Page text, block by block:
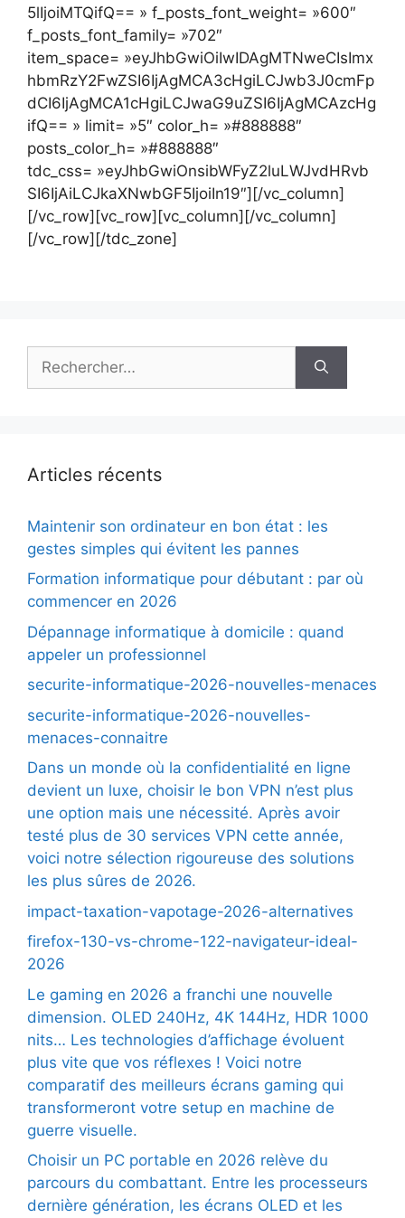
5lIjoiMTQifQ== » f_posts_font_weight= »600″
f_posts_font_family= »702″
item_space= »eyJhbGwiOiIwIDAgMTNweCIsImx
hbmRzY2FwZSI6IjAgMCA3cHgiLCJwb3J0cmFp
dCI6IjAgMCA1cHgiLCJwaG9uZSI6IjAgMCAzcHg
ifQ== » limit= »5″ color_h= »#888888″
posts_color_h= »#888888″
tdc_css= »eyJhbGwiOnsibWFyZ2luLWJvdHRvb
SI6IjAiLCJkaXNwbGF5IjoiIn19″][/vc_column]
[/vc_row][vc_row][vc_column][/vc_column]
[/vc_row][/tdc_zone]
Articles récents
Maintenir son ordinateur en bon état : les
gestes simples qui évitent les pannes
Formation informatique pour débutant : par où
commencer en 2026
Dépannage informatique à domicile : quand
appeler un professionnel
securite-informatique-2026-nouvelles-menaces
securite-informatique-2026-nouvelles-
menaces-connaitre
Dans un monde où la confidentialité en ligne
devient un luxe, choisir le bon VPN n’est plus
une option mais une nécessité. Après avoir
testé plus de 30 services VPN cette année,
voici notre sélection rigoureuse des solutions
les plus sûres de 2026.
impact-taxation-vapotage-2026-alternatives
firefox-130-vs-chrome-122-navigateur-ideal-
2026
Le gaming en 2026 a franchi une nouvelle
dimension. OLED 240Hz, 4K 144Hz, HDR 1000
nits… Les technologies d’affichage évoluent
plus vite que vos réflexes ! Voici notre
comparatif des meilleurs écrans gaming qui
transformeront votre setup en machine de
guerre visuelle.
Choisir un PC portable en 2026 relève du
parcours du combattant. Entre les processeurs
dernière génération, les écrans OLED et les